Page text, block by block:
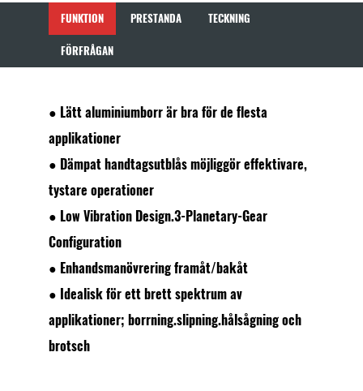
FUNKTION PRESTANDA TECKNING
FÖRFRÅGAN
● Lätt aluminiumborr är bra för de flesta
applikationer
● Dämpat handtagsutblås möjliggör effektivare,
tystare operationer
● Low Vibration Design.3-Planetary-Gear
Configuration
● Enhandsmanövrering framåt/bakåt
● Idealisk för ett brett spektrum av
applikationer; borrning.slipning.hålsågning och
brotsch